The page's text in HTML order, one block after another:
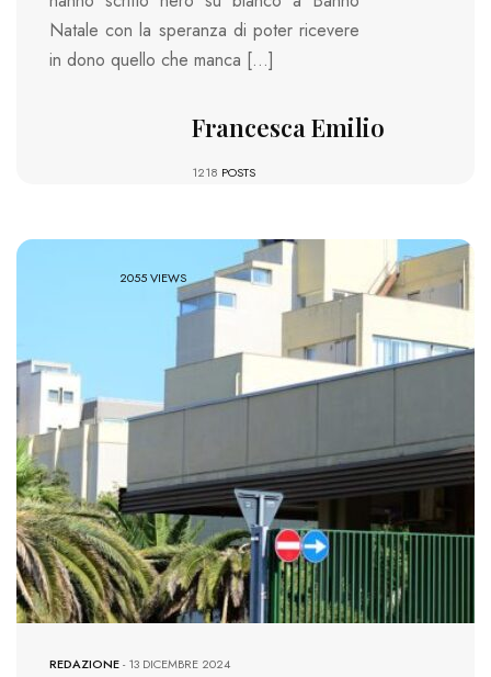
Natale con la speranza di poter ricevere
in dono quello che manca […]
Francesca Emilio
1218 POSTS
2055 VIEWS
REDAZIONE-13 DICEMBRE 2024